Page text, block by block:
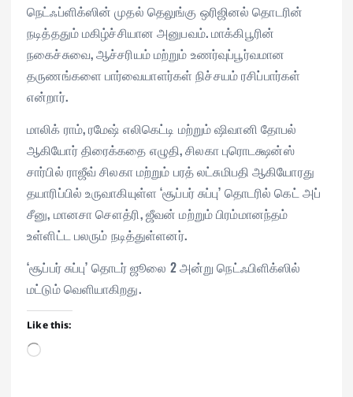
நெட்ஃப்ளிக்ஸின் முதல் தெலுங்கு ஒரிஜினல் தொடரின்
நடித்ததும் மகிழ்ச்சியான அனுபவம். மாக்கிபூரின்
நகைச்சுவை, ஆச்சரியம் மற்றும் உணர்வுப்பூர்வமான
தருணங்களை பார்வையாளர்கள் நிச்சயம் ரசிப்பார்கள்
என்றார்.
மாலிக் ராம், ரமேஷ் எலிகெட்டி மற்றும் ஷிவானி தோபல்
ஆகியோர் திரைக்கதை எழுதி, சிலகா புரொடக்ஷன்ஸ்
சார்பில் ராஜீவ் சிலகா மற்றும் பரத் லட்சுமிபதி ஆகியோரது
தயாரிப்பில் உருவாகியுள்ள ‘சூப்பர் சுப்பு’ தொடரில் கெட் அப்
சீனு, மானசா சௌத்ரி, ஜீவன் மற்றும் பிரம்மானந்தம்
உள்ளிட்ட பலரும் நடித்துள்ளனர்.
‘சூப்பர் சுப்பு’ தொடர் ஜூலை 2 அன்று நெட்ஃபிளிக்ஸில்
மட்டும் வெளியாகிறது.
Like this:
L